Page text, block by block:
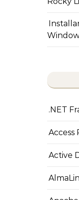
.NET
Access
Active